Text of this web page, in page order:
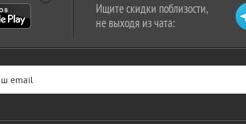
Ищите скидки поблизости,
не выходя из чата: